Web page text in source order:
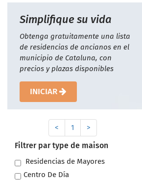
Simplifique su vida
Obtenga gratuitamente una lista
de residencias de ancianos en el
municipio de Cataluna, con
precios y plazas disponibles
INICIAR
< 1 >
Filtrer par type de maison
Residencias de Mayores
Centro De Día